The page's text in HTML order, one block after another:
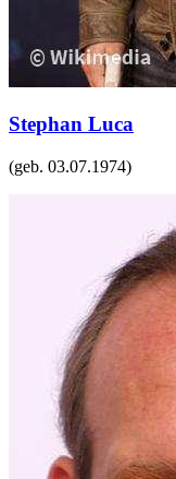
Stephan Luca
(geb. 03.07.1974)